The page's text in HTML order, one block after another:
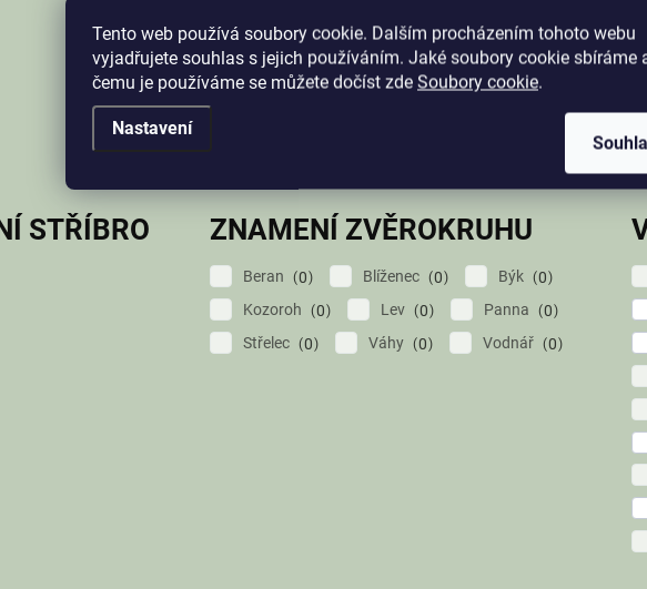
Tento web používá soubory cookie. Dalším procházením tohoto webu
vyjadřujete souhlas s jejich používáním. Jaké soubory cookie sbíráme
čemu je používáme se můžete dočíst zde Soubory cookie.
Nastavení
Broušené skleněné kameny
1
Přírodní kámen
3 Krystal
23
STŘÍBRO ZNAMENÍ ZVĚROKRUHU
Beran 0 Blíženec 0 Býk
0
Kozoroh
0 Lev 0 Panna
0
Střelec
0 Váhy 0 Vodnář 0